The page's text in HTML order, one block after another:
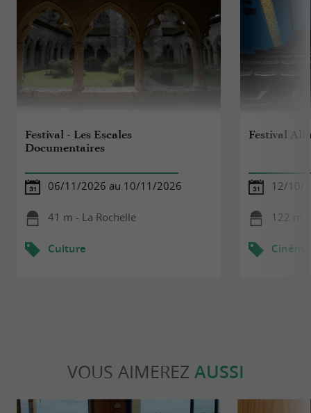
Festival - Les Escales
Documentaires
06/11/2026 au 10/11/2026
41 m - La Rochelle
Culture
Festival
12/10/
122 m -
Cinéma
VOUS AIMEREZ AUSSI